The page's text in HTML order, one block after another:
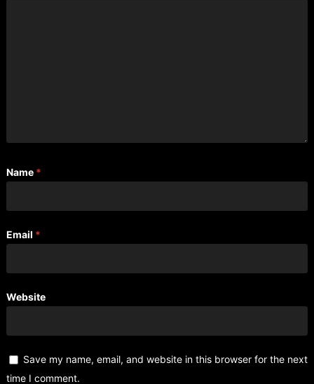
Name *
Email *
Website
Save my name, email, and website in this browser for the next
time I comment.